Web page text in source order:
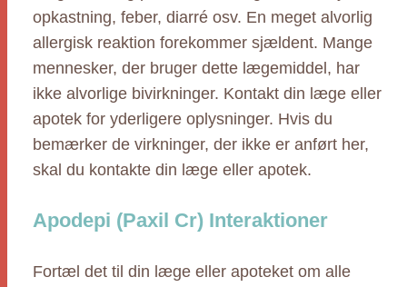
opkastning, feber, diarré osv. En meget alvorlig
allergisk reaktion forekommer sjældent. Mange
mennesker, der bruger dette lægemiddel, har
ikke alvorlige bivirkninger. Kontakt din læge eller
apotek for yderligere oplysninger. Hvis du
bemærker de virkninger, der ikke er anført her,
skal du kontakte din læge eller apotek.
Apodepi (Paxil Cr) Interaktioner
Fortæl det til din læge eller apoteket om alle